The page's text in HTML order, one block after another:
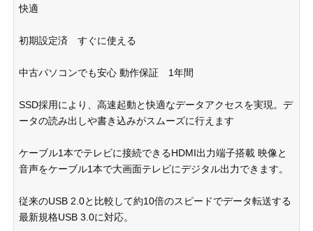
快適
初期設定済 すぐに使える
中古パソコンでも安心 動作保証 1年間
SSD採用により、高速起動と快適なデータアクセスを実現。デ
ータの読み出しや書き込みがスムーズに行えます
ケーブル1本でテレビに接続できるHDMI出力端子搭載 映像と
音声をケーブル1本で大画面テレビにデジタル出力できます。
従来のUSB 2.0と比較して約10倍のスピードでデータ転送する
最新規格USB 3.0に対応。